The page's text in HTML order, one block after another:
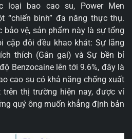
loại bao cao su, Power Men
“chiến binh” đa năng thực thụ.
bảo vệ, sản phẩm này là sự tổng
cặp đôi đều khao khát: Sự lãng
thích (Gân gai) và Sự bền bỉ
Benzocaine lên tới 9.6%, đây là
cao su có khả năng chống xuất
thị trường hiện nay, được ví
quý ông muốn khẳng định bản